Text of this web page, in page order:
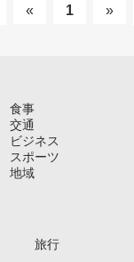
« 1 »
食事
交通
ビジネス
スポーツ
地域
旅行